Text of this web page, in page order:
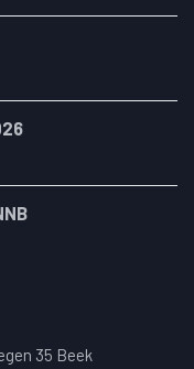
35 Beek